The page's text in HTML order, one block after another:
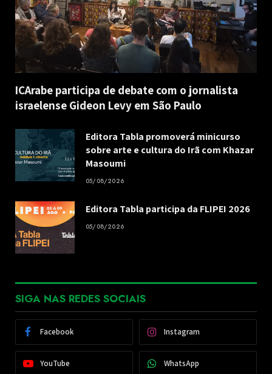
ICArabe participa de debate com o jornalista
israelense Gideon Levy em São Paulo
Editora Tabla promoverá minicurso
sobre arte e cultura do Irã com Khazar
Masoumi
05/08/2026
Editora Tabla participa da FLIPEI 2026
05/08/2026
SIGA NAS REDES SOCIAIS
Facebook Instagram
YouTube WhatsApp